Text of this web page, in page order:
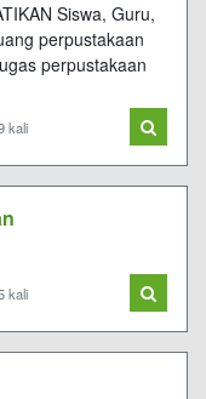
Siswa, Guru,
perpustakaan
perpustakaan
kali
kali